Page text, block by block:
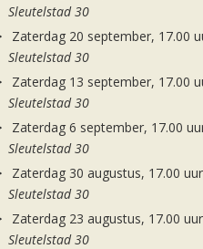
Sleutelstad 30
Zaterdag 20 september, 17.00
Sleutelstad 30
Zaterdag 13 september, 17.00
Sleutelstad 30
Zaterdag 6 september, 17.00
Sleutelstad 30
Zaterdag 30 augustus, 17.00 uur
Sleutelstad 30
Zaterdag 23 augustus, 17.00 uur
Sleutelstad 30